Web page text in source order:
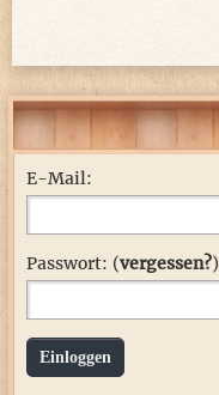
E-Mail:
Passwort: (vergessen?)
Einloggen